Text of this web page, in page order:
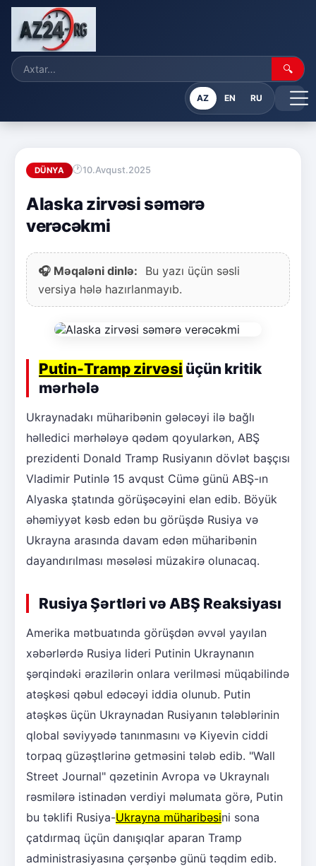
🔍
AZ EN RU
DÜNYA 10.Avqust.2025
Alaska zirvəsi səmərə
verəcəkmi
🎧 Məqaləni dinlə:
Bu yazı üçün səsli
versiya hələ hazırlanmayıb.
Putin-Tramp zirvəsi üçün kritik
mərhələ
Ukraynadakı müharibənin gələcəyi ilə bağlı
həlledici mərhələyə qədəm qoyularkən, ABŞ
prezidenti Donald Tramp Rusiyanın dövlət başçısı
Vladimir Putinlə 15 avqust Cümə günü ABŞ-ın
Alyaska ştatında görüşəcəyini elan edib. Böyük
əhəmiyyət kəsb edən bu görüşdə Rusiya və
Ukrayna arasında davam edən müharibənin
dayandırılması məsələsi müzakirə olunacaq.
Rusiya Şərtləri və ABŞ Reaksiyası
Amerika mətbuatında görüşdən əvvəl yayılan
xəbərlərdə Rusiya lideri Putinin Ukraynanın
şərqindəki ərazilərin onlara verilməsi müqabilində
atəşkəsi qəbul edəcəyi iddia olunub. Putin
atəşkəs üçün Ukraynadan Rusiyanın tələblərinin
qlobal səviyyədə tanınmasını və Kiyevin ciddi
torpaq güzəştlərinə getməsini tələb edib. "Wall
Street Journal" qəzetinin Avropa və Ukraynalı
rəsmilərə istinadən verdiyi məlumata görə, Putin
bu təklifi Rusiya-Ukrayna müharibəsini sona
çatdırmaq üçün danışıqlar aparan Tramp
administrasiyasına çərşənbə günü təqdim edib.